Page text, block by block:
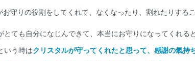
守りの役割をしてくれて、なくなったり、割れたりする
ても自分になじんできて、本当にお守りになってくれる
いう時はクリスタルが守ってくれたと思って、感謝の氣持